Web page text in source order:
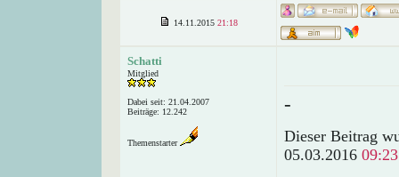
14.11.2015 21:18
Schatti
Mitglied
Dabei seit: 21.04.2007
Beiträge: 12.242
Themenstarter
-
Dieser Beitrag
05.03.2016 09:23